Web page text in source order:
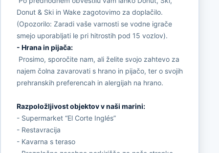
Donut & Ski in Wake zagotovimo za doplačilo.
(Opozorilo: Zaradi vaše varnosti se vodne igrače
smejo uporabljati le pri hitrostih pod 15 vozlov).
- Hrana in pijača:
Prosimo, sporočite nam, ali želite svojo zahtevo za
najem čolna zavarovati s hrano in pijačo, ter o svojih
prehranskih preferencah in alergijah na hrano.
Razpoložljivost objektov v naši marini:
- Supermarket “El Corte Inglés”
- Restavracija
- Kavarna s teraso